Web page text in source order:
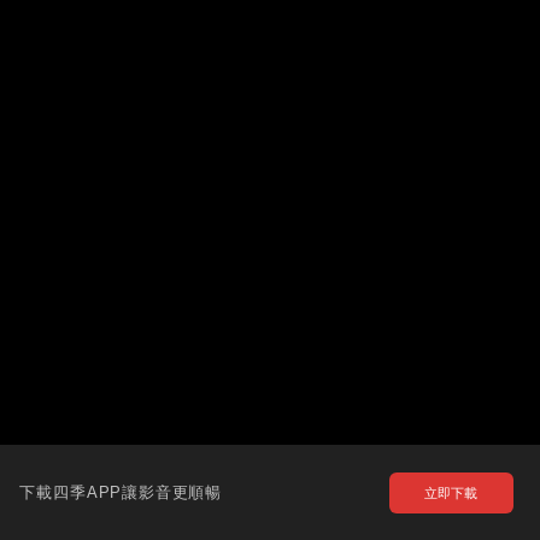
下載四季APP讓影音更順暢 立即下載